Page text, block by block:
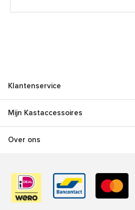
Klantenservice
Mijn Kastaccessoires
Over ons